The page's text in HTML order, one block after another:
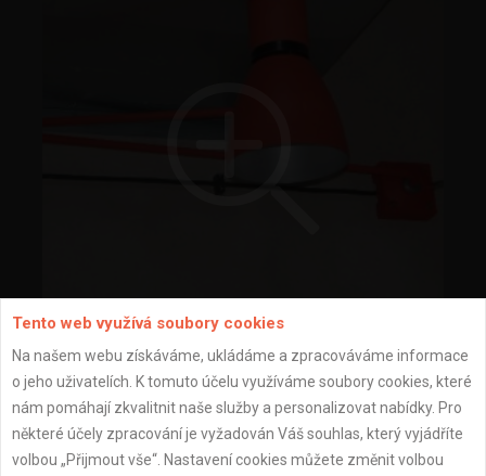
Tento web využívá soubory cookies
Na našem webu získáváme, ukládáme a zpracováváme informace
o jeho uživatelích. K tomuto účelu využíváme soubory cookies, které
nám pomáhají zkvalitnit naše služby a personalizovat nabídky. Pro
některé účely zpracování je vyžadován Váš souhlas, který vyjádříte
volbou „Přijmout vše“. Nastavení cookies můžete změnit volbou